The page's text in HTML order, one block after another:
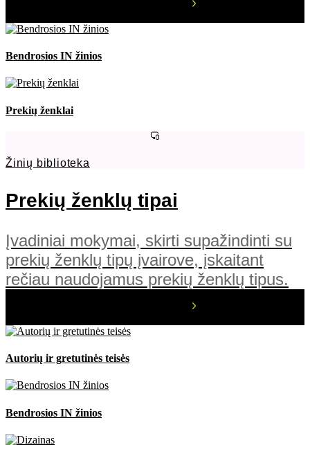
Bendrosios IN žinios
Prekių ženklai
Žinių biblioteka
Prekių ženklų tipai
Įvadiniai mokymai, skirti supažindinti su
prekių ženklų tipų įvairove, įskaitant
rečiau naudojamus prekių ženklų tipus.
Autorių ir gretutinės teisės
Bendrosios IN žinios